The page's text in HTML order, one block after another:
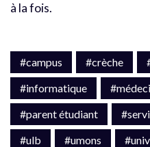
à la fois.
#campus #crèche
#informatique
#parent étudiant
#ulb
#umons